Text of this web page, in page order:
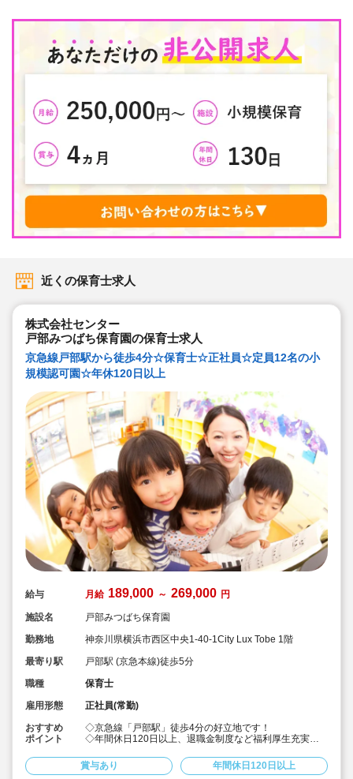
近くの保育士求人
株式会社センター
戸部みつばち保育園の保育士求人
京急線戸部駅から徒歩4分☆保育士☆正社員☆定員12名の小
規模認可園☆年休120日以上
給与 月給 189,000 ～ 269,000 円
施設名
戸部みつばち保育園
勤務地
神奈川県横浜市西区中央1-40-1City Lux Tobe 1階
最寄り駅
戸部駅 (京急本線)徒歩5分
職種
保育士
雇用形態
正社員(常勤)
おすすめ
ポイント
◇京急線「戸部駅」徒歩4分の好立地です！
◇年間休日120日以上、退職金制度など福利厚生充実◎
本に忠実な保育をモットーとしています！
◇子どもと職員の笑顔があふれる保育所を目指し運営し
賞与あり 年間休日120日以上